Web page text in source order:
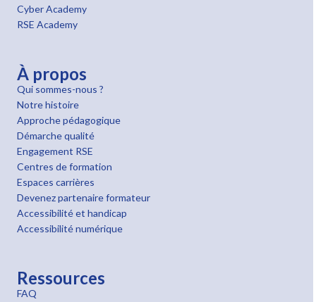
Cyber Academy
RSE Academy
À propos
Qui sommes-nous ?
Notre histoire
Approche pédagogique
Démarche qualité
Engagement RSE
Centres de formation
Espaces carrières
Devenez partenaire formateur
Accessibilité et handicap
Accessibilité numérique
Ressources
FAQ